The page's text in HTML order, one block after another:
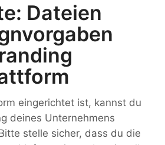
Plattform verwalten
Dateien
eingerichtet ist, kannst du
deines Unternehmens
stelle sicher, dass du die